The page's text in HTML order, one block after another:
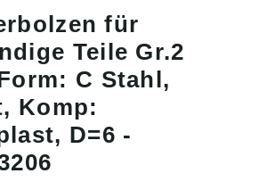
für
Teile Gr.2
C Stahl,
Komp:
D=6 -